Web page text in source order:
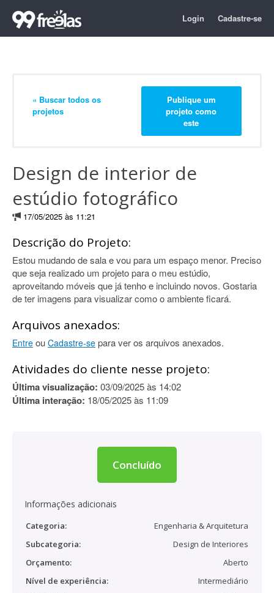
Login Cadastre-se
« Buscar todos os
projetos
Publique um
projeto como
este
Design de interior de
estúdio fotográfico
17/05/2025 às 11:21
Descrição do Projeto:
Estou mudando de sala e vou para um espaço menor. Preciso
que seja realizado um projeto para o meu estúdio,
aproveitando móveis que já tenho e incluindo novos. Gostaria
de ter imagens para visualizar como o ambiente ficará.
Arquivos anexados:
Entre ou Cadastre-se para ver os arquivos anexados.
Atividades do cliente nesse projeto:
Última visualização: 03/09/2025 às 14:02
Última interação: 18/05/2025 às 11:09
Concluído
Informações adicionais
Categoria:
Engenharia & Arquitetura
Subcategoria:
Design de Interiores
Orçamento:
Aberto
Nível de experiência:
Intermediário